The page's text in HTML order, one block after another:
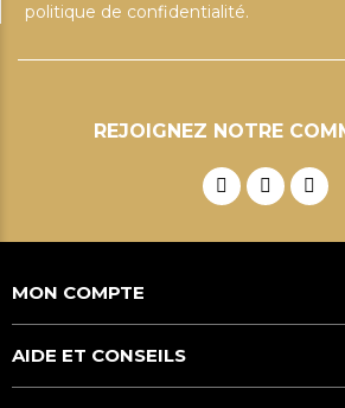
politique de confidentialité.
REJOIGNEZ NOTRE
MON COMPTE
AIDE ET CONSEILS